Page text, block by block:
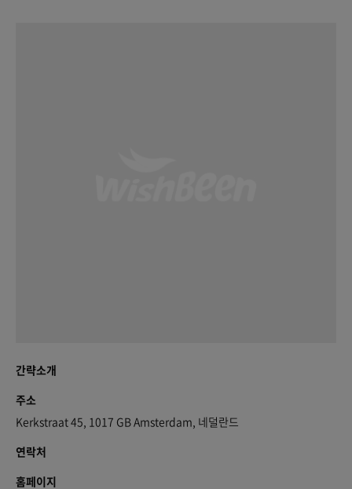
간략소개
주소
Kerkstraat 45, 1017 GB Amsterdam, 네덜란드
연락처
홈페이지